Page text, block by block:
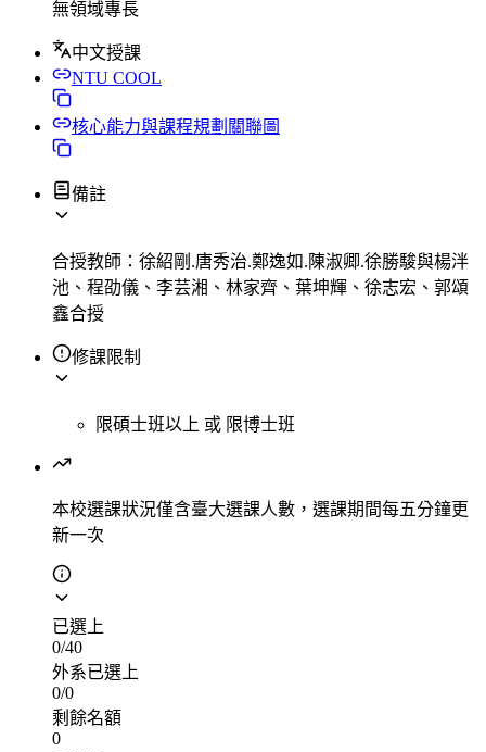
無領域專長
中文授課
NTU COOL
核心能力與課程規劃關聯圖
備註
合授教師：徐紹剛.唐秀治.鄭逸如.陳淑卿.徐勝駿與楊泮
池、程劭儀、李芸湘、林家齊、葉坤輝、徐志宏、郭頌
鑫合授
修課限制
限碩士班以上 或 限博士班
本校選課狀況僅含臺大選課人數，選課期間每五分鐘更
新一次
已選上
0/40
外系已選上
0/0
剩餘名額
0